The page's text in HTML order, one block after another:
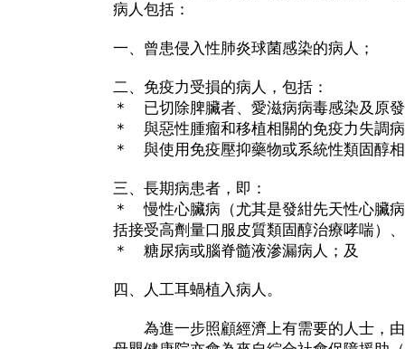
病人包括：
一、曾患侵入性肺炎球菌感染的病人；
二、免疫力受損的病人，包括：
＊ 已切除脾臟者、愛滋病病毒感染及原
＊ 與惡性腫瘤和移植相關的免疫力失調
＊ 與使用免疫壓抑藥物或系統性類固醇
三、長期病患者，即：
＊ 慢性心臟病（尤其是發紺先天性心臟
括接受高劑量口服皮質類固醇治療哮喘）
＊ 糖尿病或腦脊髓液滲漏病人；及
四、人工耳蝸植入病人。
為進一步照顧經濟上有需要的人士，由